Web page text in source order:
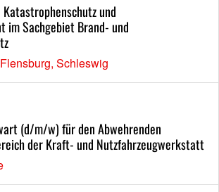
und
im Sachgebiet Brand- und
Schleswig
(d/m/w) für den Abwehrenden
der Kraft- und Nutzfahrzeugwerkstatt